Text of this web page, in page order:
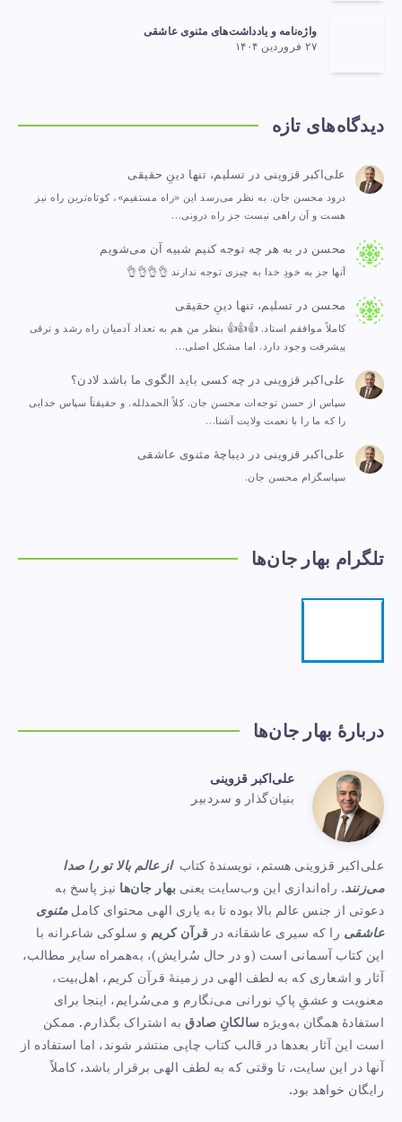
واژه‌نامه و یادداشت‌های مثنوی عاشقی
۲۷ فروردین ۱۴۰۴
دیدگاه‌های تازه
علی‌اکبر قزوینی در تسلیم، تنها دینِ حقیقی
درود محسن جان. به نظر می‌رسد این «راه مستقیم»، کوتاه‌ترین راه نیز
هست و آن راهی نیست جز راه درونی…
محسن در به هر چه توجه کنیم شبیه آن می‌شویم
آنها جز به خودِ خدا به چیزی توجه ندارند 👌👌👌👌
محسن در تسلیم، تنها دینِ حقیقی
کاملاً موافقم استاد. 👍👍👍 بنظر من هم به تعداد آدمیان راه رشد و ترقی
پیشرفت وجود دارد. اما مشکل اصلی…
علی‌اکبر قزوینی در چه کسی باید الگوی ما باشد لادن؟
سپاس از حسن توجه‌ات محسن جان. کلاً الحمدلله. و حقیقتاً سپاس خدایی
را که ما را با نعمت ولایت آشنا…
علی‌اکبر قزوینی در دیباچهٔ مثنوی عاشقی
سپاسگزام محسن جان.
تلگرام بهار جان‌ها
دربارهٔ بهار جان‌ها
علی‌اکبر
قزوینی
علی‌اکبر قزوینی
بنیان‌گذار و سردبیر
علی‌اکبر قزوینی هستم، نویسندهٔ کتاباز عالم بالا تو را صدا
می‌زنند. راه‌اندازی این وب‌سایت یعنی بهار جان‌ها نیز پاسخ به
دعوتی از جنس عالم بالا بوده تا به یاری الهی محتوای کاملمثنوی
عاشقی را که سیری عاشقانه در قرآن کریم و سلوکی شاعرانه با
این کتاب آسمانی است (و در حال سُرایش)، به‌همراه سایر مطالب،
آثار و اشعاری که به لطف الهی در زمینهٔ قرآن کریم، اهل‌بیت،
معنویت و عشقِ پاکِ نورانی می‌نگارم و می‌سُرایم، اینجا برای
استفادهٔ همگان به‌ویژه سالکانِ صادق به اشتراک بگذارم. ممکن
است این آثار بعدها در قالب کتاب چاپی منتشر شوند، اما استفاده از
آنها در این سایت، تا وقتی که به لطف الهی برقرار باشد، کاملاً
رایگان خواهد بود.